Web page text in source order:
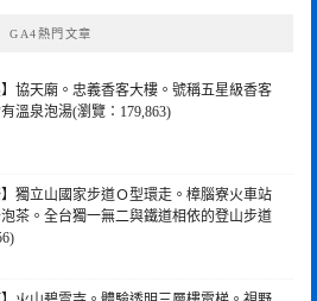
GA4熱門文章
】協天廟。忠義香客大樓。號稱五星級香客
溫泉泡湯(瀏覽：179,863)
】獨立山國家步道Ｏ型環走。樟腦寮火車站
茶。全台獨一無二與鐵道相依的登山步道